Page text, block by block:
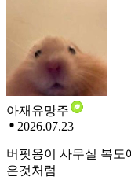
아재유망주
2026.07.23
버핏옹이 사무실 복도
은것처럼